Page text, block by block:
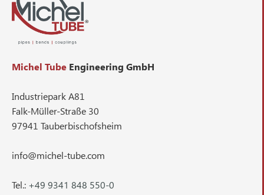
Michel Tube Engineering GmbH
Industriepark A81
Falk-Müller-Straße 30
97941 Tauberbischofsheim
info@michel-tube.com
Tel.: +49 9341 848 550-0